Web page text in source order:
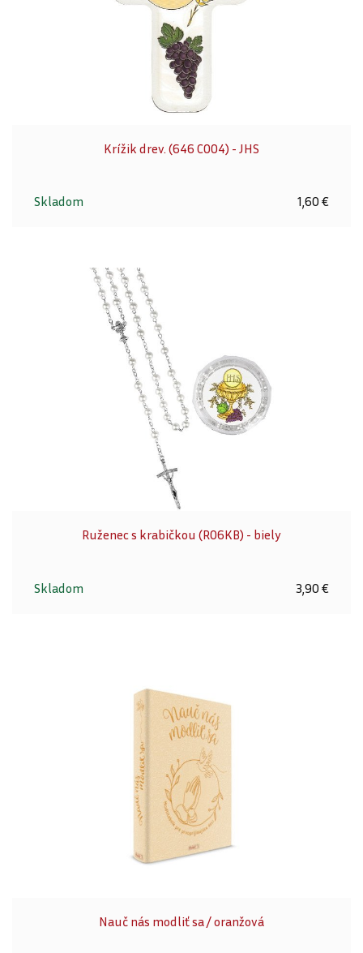
Krížik drev. (646 C004) - JHS
Skladom 1,60 €
Ruženec s krabičkou (R06KB) - biely
Skladom 3,90 €
Nauč nás modliť sa / oranžová